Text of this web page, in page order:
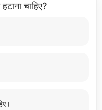
चाहिए?